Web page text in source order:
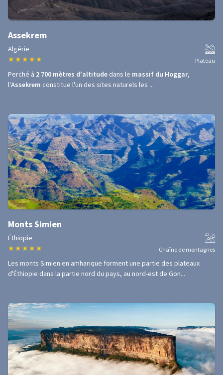
Assekrem
Algérie
★ ★ ★ ★ ★ Plateau
Perché à 2 700 mètres d'altitude dans le massif du Hoggar,
l'Assekrem constitue l'un des sites naturels les ...
Monts Simien
Éthiopie
★ ★ ★ ★ ★ Chaîne de montagnes
Les monts Simien en amharique forment une partie des plateaux
d'Éthiopie dans la partie nord du pays, au nord-est de Gon...